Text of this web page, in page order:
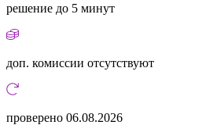
решение до 5 минут
доп. комиссии отсутствуют
проверено 06.08.2026